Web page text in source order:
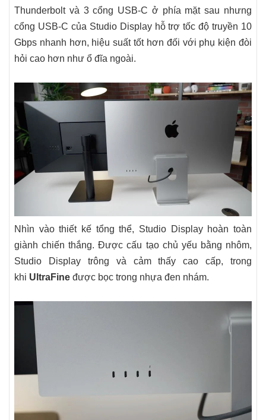
Thunderbolt và 3 cổng USB-C ở phía mặt sau nhưng
cổng USB-C của Studio Display hỗ trợ tốc độ truyền 10
Gbps nhanh hơn, hiệu suất tốt hơn đối với phụ kiện đòi
hỏi cao hơn như ổ đĩa ngoài.
Nhìn vào thiết kế tổng thể, Studio Display hoàn toàn
giành chiến thắng. Được cấu tạo chủ yếu bằng nhôm,
Studio Display trông và cảm thấy cao cấp, trong
khi UltraFine được bọc trong nhựa đen nhám.